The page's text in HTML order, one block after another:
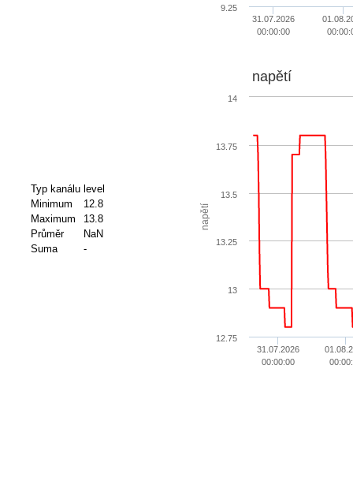
31.07.2026
00:00:00
9.25
Typ kanálu level
Minimum
12.8
Maximum
13.8
Průměr
NaN
Suma
-
napětí
napětí
31.07.2026
00:00:00
12.75
13
13.25
13.5
13.75
14